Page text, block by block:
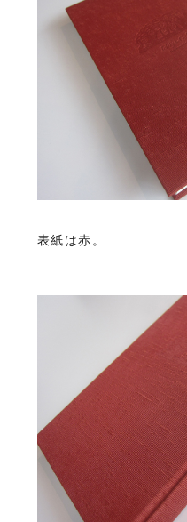
表紙は赤。